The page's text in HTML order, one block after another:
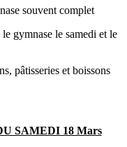
souvent complet
gymnase le samedi et le
pâtisseries et boissons
SAMEDI 18 Mars